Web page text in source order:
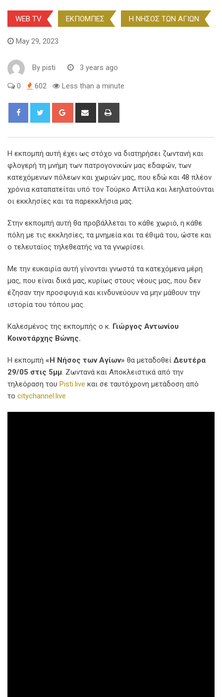
WEB TV ΕΚΠΟΜΠΕΣ Η ΝΗΣΟΣ ΤΩΝ ΑΓΙΩΝ
May 29, 2023
By pisti 3 years ago
0 602 Less than a minute
Η εκπομπή αυτή έχει ως στόχο να διατηρήσει ζωντανή και
φλογερή τη μνήμη των πατρογονικών μας εδαφών, των
κατεχόμενων πόλεων και χωριών μας, που εδώ και 48 πλέον
χρόνια καταπατείται υπό τον Τούρκο Αττίλα και λεηλατούνται
οι εκκλησίες και τα παρεκκλήσια μας.
Στην εκπομπή αυτή θα προβάλλεται το κάθε χωριό, η κάθε
πόλη με τις εκκλησίες, τα μνημεία και τα έθιμά του, ώστε και
ο τελευταίος τηλεθεατής να τα γνωρίσει.
Με την ευκαιρία αυτή γίνονται γνωστά τα κατεχόμενα μέρη
μας, που είναι δικά μας, κυρίως στους νέους μας, που δεν
έζησαν την προσφυγιά και κινδυνεύουν να μην μάθουν την
ιστορία του τόπου μας.
Καλεσμένος της εκπομπής ο κ. Γιώργος Αντωνίου
Κοινοτάρχης Βώνης.
Η εκπομπή «Η Νήσος των Αγίων» θα μεταδοθεί Δευτέρα
29/05 στις 5μμ. Ζωντανά και Αποκλειστικά από την
τηλεόραση του Pisti.live και σε ταυτόχρονη μετάδοση από
το citychannel.live